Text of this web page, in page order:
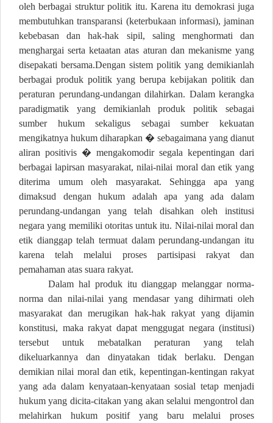
oleh berbagai struktur politik itu. Karena itu demokrasi juga
membutuhkan transparansi (keterbukaan informasi), jaminan
kebebasan dan hak-hak sipil, saling menghormati dan
menghargai serta ketaatan atas aturan dan mekanisme yang
disepakati bersama.Dengan sistem politik yang demikianlah
berbagai produk politik yang berupa kebijakan politik dan
peraturan perundang-undangan dilahirkan. Dalam kerangka
paradigmatik yang demikianlah produk politik sebagai
sumber hukum sekaligus sebagai sumber kekuatan
mengikatnya hukum diharapkan � sebagaimana yang dianut
aliran positivis � mengakomodir segala kepentingan dari
berbagai lapirsan masyarakat, nilai-nilai moral dan etik yang
diterima umum oleh masyarakat. Sehingga apa yang
dimaksud dengan hukum adalah apa yang ada dalam
perundang-undangan yang telah disahkan oleh institusi
negara yang memiliki otoritas untuk itu. Nilai-nilai moral dan
etik dianggap telah termuat dalam perundang-undangan itu
karena telah melalui proses partisipasi rakyat dan
pemahaman atas suara rakyat.
Dalam hal produk itu dianggap melanggar norma-
norma dan nilai-nilai yang mendasar yang dihirmati oleh
masyarakat dan merugikan hak-hak rakyat yang dijamin
konstitusi, maka rakyat dapat menggugat negara (institusi)
tersebut untuk mebatalkan peraturan yang telah
dikeluarkannya dan dinyatakan tidak berlaku. Dengan
demikian nilai moral dan etik, kepentingan-kentingan rakyat
yang ada dalam kenyataan-kenyataan sosial tetap menjadi
hukum yang dicita-citakan yang akan selalui mengontrol dan
melahirkan hukum positif yang baru melalui proses